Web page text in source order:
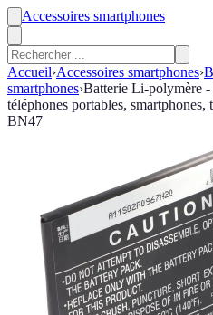
Accessoires smartphones
Accueil›Accessoires smartphones›
smartphones›Batterie Li-polymère
téléphones portables,
BN47